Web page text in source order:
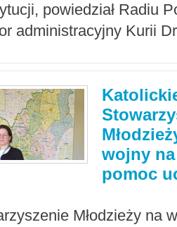
powiedział Radiu
administracyjny Kurii
wojny
pomoc
Młodzieży na